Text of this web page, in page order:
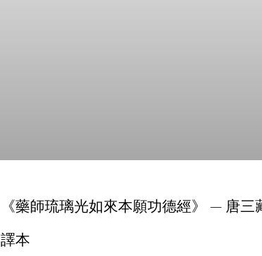
《藥師琉璃光如來本願功德經》 — 唐三
譯本